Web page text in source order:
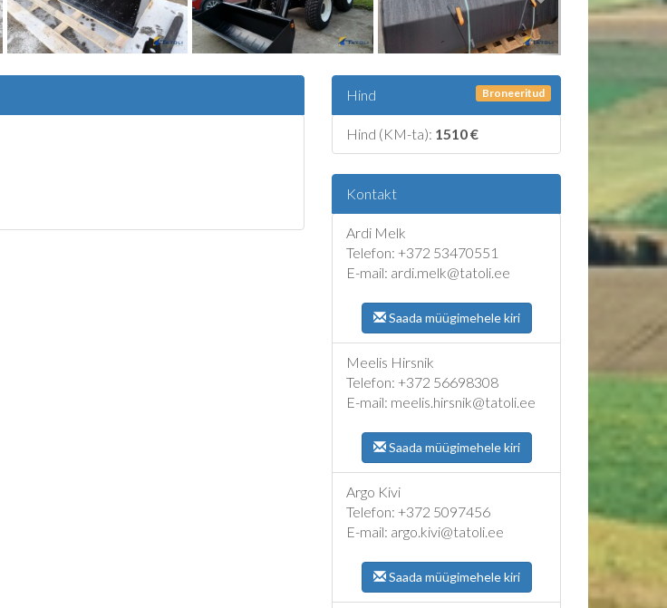
Hind Broneeritud
Hind (KM-ta): 1510 €
Kontakt
Ardi Melk
Telefon: +372 53470551
E-mail: ardi.melk@tatoli.ee
Saada müügimehele kiri
Meelis Hirsnik
Telefon: +372 56698308
E-mail: meelis.hirsnik@tatoli.ee
Saada müügimehele kiri
Argo Kivi
Telefon: +372 5097456
E-mail: argo.kivi@tatoli.ee
Saada müügimehele kiri